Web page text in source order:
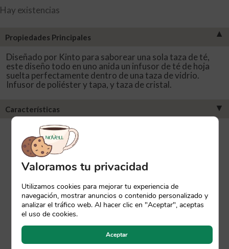
Hay existencias
Propiedades Principales ▼
Diseñado por Kinto para saborear una sola taza de té,
este diseño todo en uno anida un infusor de té de hoja
suelta perfectamente dentro de una taza de vidrio.
Infusor de poliéster y tapa, y taza de cristal.
Características ▼
Valoramos tu privacidad
Utilizamos cookies para mejorar tu experiencia de
navegación, mostrar anuncios o contenido personalizado y
analizar el tráfico web. Al hacer clic en "Aceptar", aceptas
el uso de cookies.
Aceptar